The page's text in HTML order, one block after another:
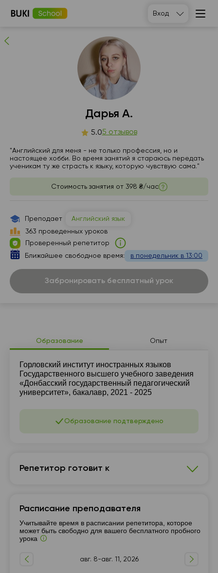
Вход
Дарья А. людей рекомендуют
Образование Опыт
Горловский институт иностранных языков
Государственного высшего учебного заведения
«Донбасский государственный педагогический
университет», бакалавр, 2021 - 2025
Образование подтверждено
Репетитор готовит к
7 - 9-й класс 10 - 11-й класс Разговорный язык
А1-А2 Репетитор для начинающих
Грамматика
Расписание преподавателя
Учитывайте время в расписании репетитора, которое
может быть свободно для вашего бесплатного пробного
урока
авг. 8-авг. 11, 2026
Дарья А.
5.05 отзывов
"Английский для меня - не только профессия, но и
настоящее хобби. Во время занятий я стараюсь передать
ученикам ту же страсть к языку, которую чувствую сама."
Стоимость занятия от 398 ₴/час
Преподает
Английский язык
363 проведенных уроков
Проверенный репетитор
Ближайшее свободное время:
в понедельник в 13:00
Забронировать бесплатный урок
вс
пн
Нет
Нет
часов
13:00
13:30
21:00
12:30